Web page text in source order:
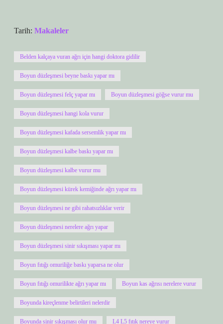
Tarih: Makaleler
Belden kalçaya vuran ağrı için hangi doktora gidilir
Boyun düzleşmesi beyne baskı yapar mı
Boyun düzleşmesi felç yapar mı Boyun düzleşmesi göğse vurur mu
Boyun düzleşmesi hangi kola vurur
Boyun düzleşmesi kafada sersemlik yapar mı
Boyun düzleşmesi kalbe baskı yapar mı
Boyun düzleşmesi kalbe vurur mu
Boyun düzleşmesi kürek kemiğinde ağrı yapar mı
Boyun düzleşmesi ne gibi rahatsızlıklar verir
Boyun düzleşmesi nerelere ağrı yapar
Boyun düzleşmesi sinir sıkışması yapar mı
Boyun fıtığı omuriliğe baskı yaparsa ne olur
Boyun fıtığı omurilikte ağrı yapar mı Boyun kas ağrısı nerelere vurur
Boyunda kireçlenme belirtileri nelerdir
Boyunda sinir sıkışması olur mu L4 L5 fıtık nereye vurur